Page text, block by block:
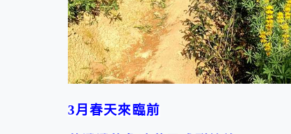
3月春天來臨前